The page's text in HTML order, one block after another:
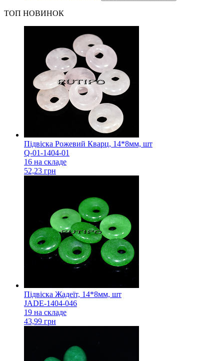
ТОП НОВИНОК
Підвіска Рожевий Кварц, 14*8мм, шт
Q-01-1404-01
16 на складе
52,23 грн
Підвіска Жадеїт, 14*8мм, шт
JADE-1404-046
19 на складе
43,99 грн